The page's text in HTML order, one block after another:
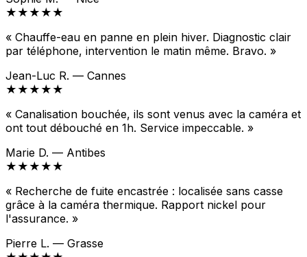
★★★★★
« Chauffe-eau en panne en plein hiver. Diagnostic clair
par téléphone, intervention le matin même. Bravo. »
Jean-Luc R. — Cannes
★★★★★
« Canalisation bouchée, ils sont venus avec la caméra et
ont tout débouché en 1h. Service impeccable. »
Marie D. — Antibes
★★★★★
« Recherche de fuite encastrée : localisée sans casse
grâce à la caméra thermique. Rapport nickel pour
l'assurance. »
Pierre L. — Grasse